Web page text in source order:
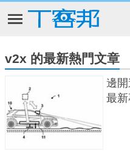
v2x 的最新熱門文章
邊
最